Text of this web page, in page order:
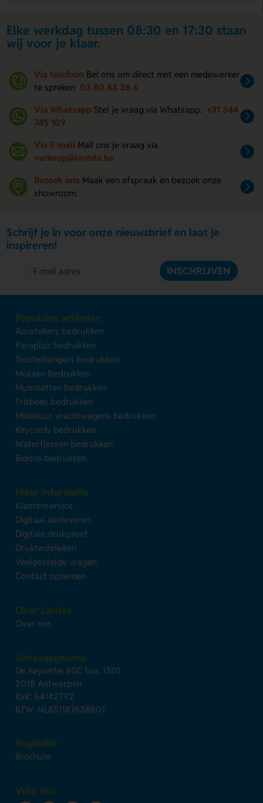
Elke werkdag tussen 08:30 en 17:30 staan
wij voor je klaar.
Via telefoon Bel ons om direct met een medewerker
te spreken 03 80 83 28 6
Via Whatsapp Stel je vraag via Whatsapp. +31 344
745 109
Via E-mail Mail ons je vraag via
verkoop@lavista.be
Bezoek ons Maak een afspraak en bezoek onze
showroom.
Schrijf je in voor onze nieuwsbrief en laat je
inspireren!
INSCHRIJVEN
Populaire artikelen
Aanstekers bedrukken
Paraplu's bedrukken
Sleutelhangers bedrukken
Mokken bedrukken
Muismatten bedrukken
Frisbees bedrukken
Miniatuur vrachtwagens bedrukken
Keycords bedrukken
Waterflessen bedrukken
Bidons bedrukken
Meer informatie
Klantenservice
Digitaal aanleveren
Digitale drukproef
Druktechnieken
Veelgestelde vragen
Contact opnemen
Over Lavista
Over ons
Adresgegevens
De Keyserlei 60C bus 1301
2018 Antwerpen
KvK: 54142792
BTW: NL851187638B01
Inspiratie
Brochure
Volg ons